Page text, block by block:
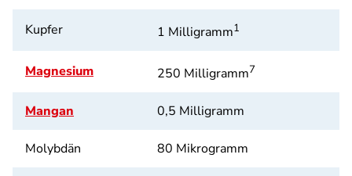
Kupfer 1 Milligramm1
Magnesium 250 Milligramm7
Mangan 0,5 Milligramm
Molybdän 80 Mikrogramm